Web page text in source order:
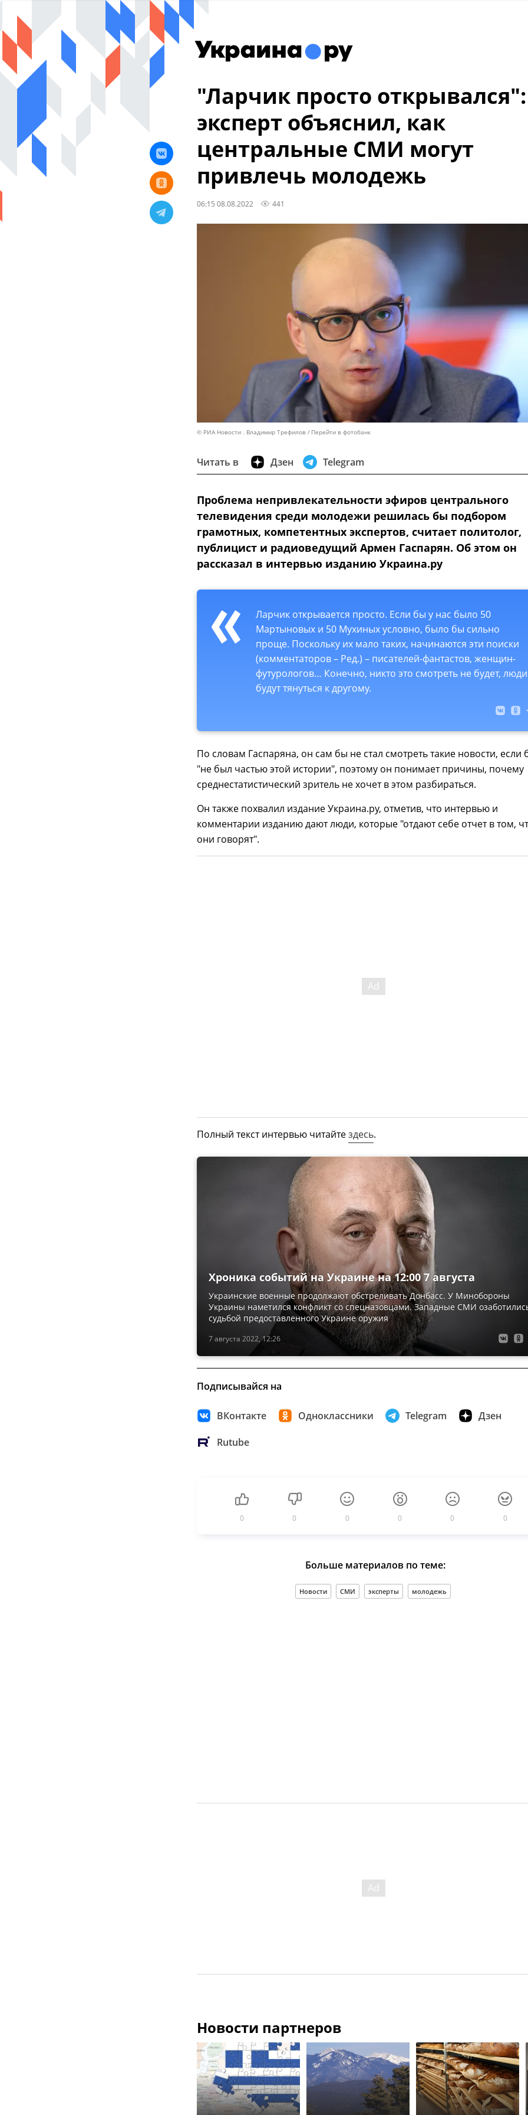
"Ларчик просто открывался":
эксперт объяснил, как
центральные СМИ могут
привлечь молодежь
06:15 08.08.2022 441
© РИА Новости . Владимир Трефилов Перейти в фотобанк
Читать в Дзен Telegram
Проблема непривлекательности эфиров центрального
телевидения среди молодежи решилась бы подбором
грамотных, компетентных экспертов, считает политолог,
публицист и радиоведущий Армен Гаспарян. Об этом он
рассказал в интервью изданию Украина.ру
Ларчик открывается просто. Если бы у нас было 50
Мартыновых и 50 Мухиных условно, было бы сильно
проще. Поскольку их мало таких, начинаются эти поиски
(комментаторов – Ред.) – писателей-фантастов, женщин-
футурологов… Конечно, никто это смотреть не будет, люди
будут тянуться к другому.
По словам Гаспаряна, он сам бы не стал смотреть такие новости, если
"не был частью этой истории", поэтому он понимает причины, почему
среднестатистический зритель не хочет в этом разбираться.
Он также похвалил издание Украина.ру, отметив, что интервью и
комментарии изданию дают люди, которые "отдают себе отчет в том,
они говорят".
Полный текст интервью читайтездесь.
7 августа 2022, 12:26
Хроника событий на Украине на 12:00 7 августа
Украинские военные продолжают обстреливать Донбасс. У Минобороны
Украины наметился конфликт со спецназовцами. Западные СМИ
судьбой предоставленного Украине оружия
Подписывайся на
ВКонтакте Одноклассники Telegram Дзен
Rutube
0 0 0 0 0 0
Больше материалов по теме:
Новости СМИ эксперты молодежь
Новости партнеров